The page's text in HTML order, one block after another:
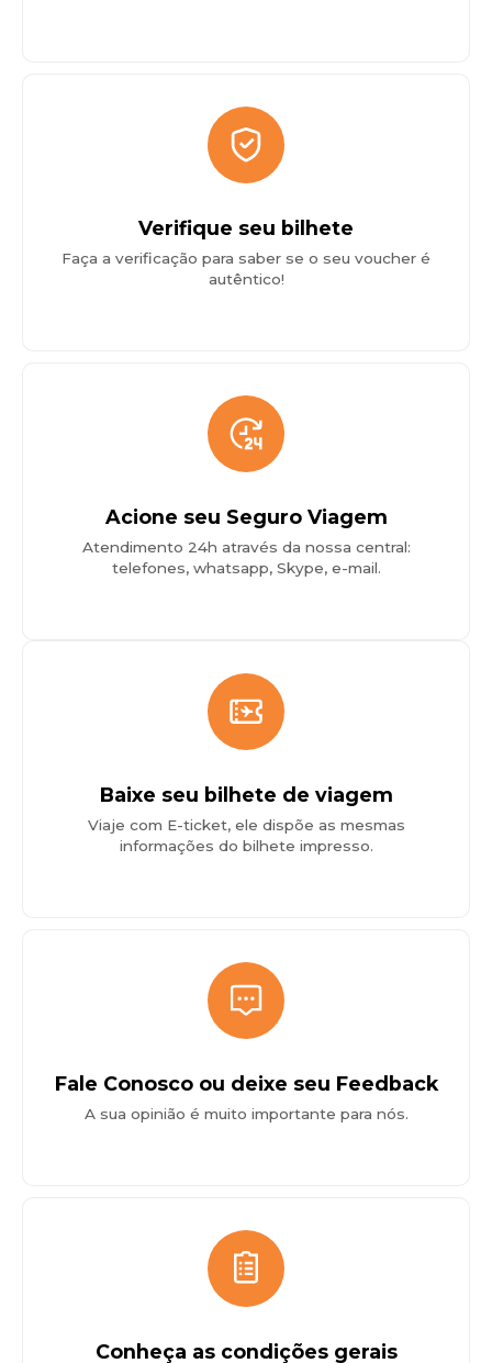
Verifique seu bilhete
Faça a verificação para saber se o seu voucher é
autêntico!
Acione seu Seguro Viagem
Atendimento 24h através da nossa central:
telefones, whatsapp, Skype, e-mail.
Baixe seu bilhete de viagem
Viaje com E-ticket, ele dispõe as mesmas
informações do bilhete impresso.
Fale Conosco ou deixe seu Feedback
A sua opinião é muito importante para nós.
Conheça as condições gerais